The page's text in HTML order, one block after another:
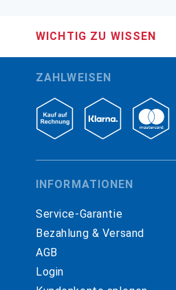
WICHTIG ZU WISSEN
ZAHLWEISEN
INFORMATIONEN
Service-Garantie
Bezahlung & Versand
AGB
Login